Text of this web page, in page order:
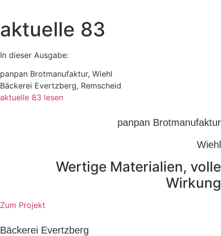
aktuelle 83
In dieser Ausgabe:
panpan Brotmanufaktur, Wiehl
Bäckerei Evertzberg, Remscheid
aktuelle 83 lesen
panpan Brotmanufaktur
Wiehl
Wertige Materialien, volle
Wirkung
Zum Projekt
Bäckerei Evertzberg